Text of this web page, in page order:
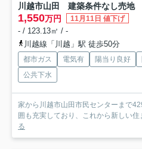
1,550万円 11月11日 値下げ
- / 123.13㎡ / -
川越線「川越」駅 徒歩50分
都市ガス 電気有 陽当り良好
公共下水
家から川越市山田市民センターまで
囲も充実しており、これから新しい
る